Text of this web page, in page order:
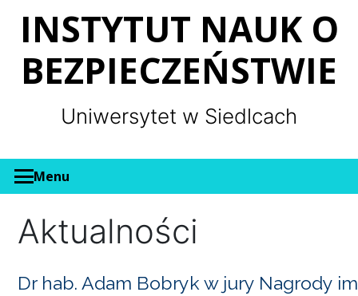
INSTYTUT NAUK O
BEZPIECZEŃSTWIE
Uniwersytet w Siedlcach
Menu
Aktualności
Dr hab. Adam Bobryk w jury Nagrody